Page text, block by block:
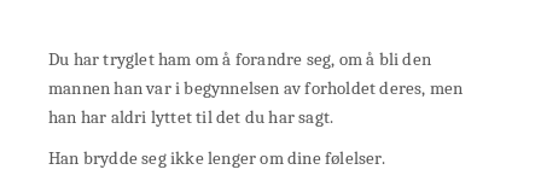
Du har tryglet ham om å forandre seg, om å bli den
mannen han var i begynnelsen av forholdet deres, men
han har aldri lyttet til det du har sagt.
Han brydde seg ikke lenger om dine følelser.